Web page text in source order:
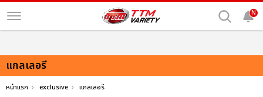
N
แกลเลอรี
หน้าแรก exclusive แกลเลอรี